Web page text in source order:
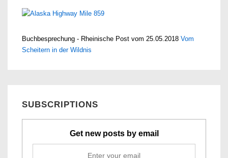
Buchbesprechung - Rheinische Post vom 25.05.2018 Vom
Scheitern in der Wildnis
SUBSCRIPTIONS
Get new posts by email